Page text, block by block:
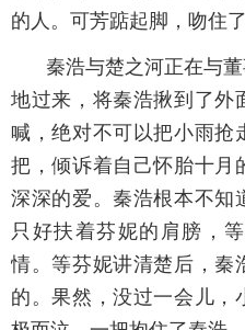
的人。可芳踮起脚，吻住
秦浩与楚之河正在与
地过来，将秦浩揪到了外
喊，绝对不可以把小雨抢
把，倾诉着自己怀胎十月
深深的爱。秦浩根本不知
只好扶着芬妮的肩膀，
情。等芬妮讲清楚后，秦
的。果然，没过一会儿，